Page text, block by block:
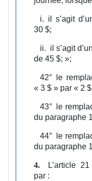
i. il s’agit
30 $;
ii. il s’agit
de 45 $; »;
42° le
« 3 $ » par « 2
43° le
du paragraphe
44° le
du paragraphe
4.
L’article
par :